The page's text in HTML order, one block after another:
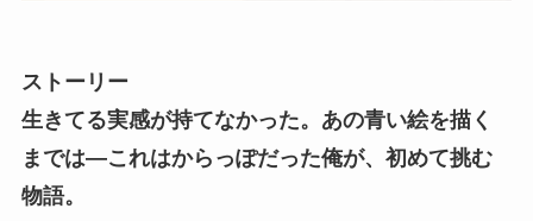
ストーリー
生きてる実感が持てなかった。あの青い絵を描く
までは―これはからっぽだった俺が、初めて挑む
物語。